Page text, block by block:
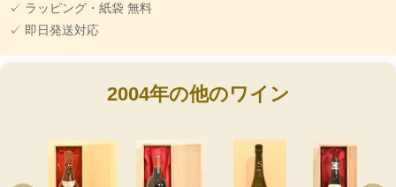
✓ ラッピング・紙袋 無料
✓ 即日発送対応
2004年の他のワイン